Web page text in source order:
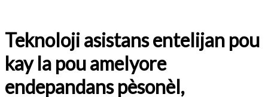
Teknoloji asistans entelijan pou
kay la pou amelyore
endepandans pèsonèl,